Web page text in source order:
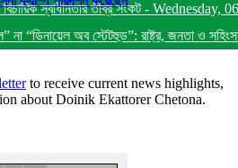
স্বাধীনতার তীব্র সংকট- Wednesday,
“ডিনায়েল অব স্টেটহুড”: রাষ্ট্র, জনতা ও
to receive current news highlights,
about Doinik Ekattorer Chetona.